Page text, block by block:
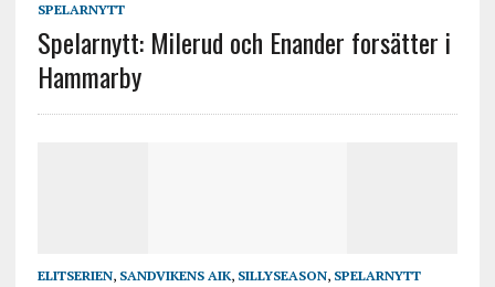
SPELARNYTT
Spelarnytt: Milerud och Enander forsätter i
Hammarby
ELITSERIEN, SANDVIKENS AIK, SILLYSEASON, SPELARNYTT